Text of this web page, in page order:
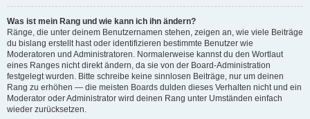
Was ist mein Rang und wie kann ich ihn ändern?
Ränge, die unter deinem Benutzernamen stehen, zeigen an, wie viele Beiträge
du bislang erstellt hast oder identifizieren bestimmte Benutzer wie
Moderatoren und Administratoren. Normalerweise kannst du den Wortlaut
eines Ranges nicht direkt ändern, da sie von der Board-Administration
festgelegt wurden. Bitte schreibe keine sinnlosen Beiträge, nur um deinen
Rang zu erhöhen — die meisten Boards dulden dieses Verhalten nicht und ein
Moderator oder Administrator wird deinen Rang unter Umständen einfach
wieder zurücksetzen.